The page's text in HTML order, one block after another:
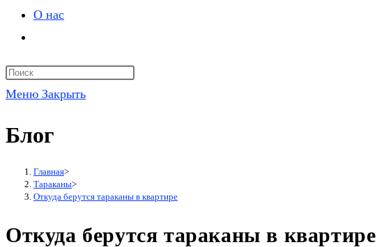
О нас
по
веб-
Меню Закрыть
Блог
Главная>
Тараканы>
Откуда берутся тараканы в квартире
Откуда берутся тараканы в квартире